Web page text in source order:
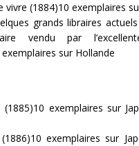
vivre (1884)10 exemplaires
grands libraires
vendu par
sur Hollande
(1885)10 exemplaires sur
exemplaires sur